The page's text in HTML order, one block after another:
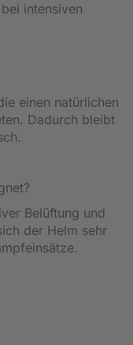
intensiven
einen natürlichen
Dadurch bleibt
Belüftung und
der Helm sehr